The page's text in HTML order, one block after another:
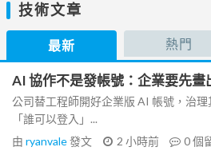
技術文章
最新 熱門
AI 協作不是發帳號：企業要先畫
公司替工程師開好企業版 AI 帳號，治
「誰可以登入」...
由 ryanvale發文 2 小時前 0個